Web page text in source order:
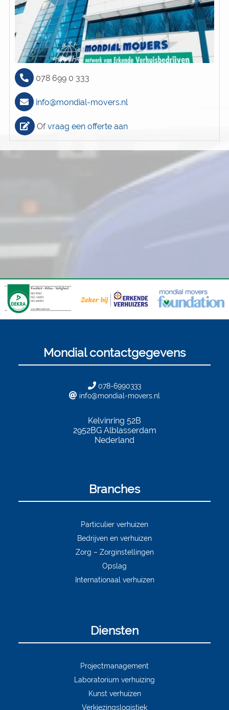
078 699 0 333
info@mondial-movers.nl
Ofvraag een offerte aan
Mondial contactgegevens
078-6990333
info@mondial-movers.nl
Kelvinring 52B
2952BGAlblasserdam
Nederland
Branches
Particulier verhuizen
Bedrijven en verhuizen
Zorg – Zorginstellingen
Opslag
Internationaal verhuizen
Diensten
Projectmanagement
Laboratorium verhuizing
Kunst verhuizen
Verkiezingslogistiek